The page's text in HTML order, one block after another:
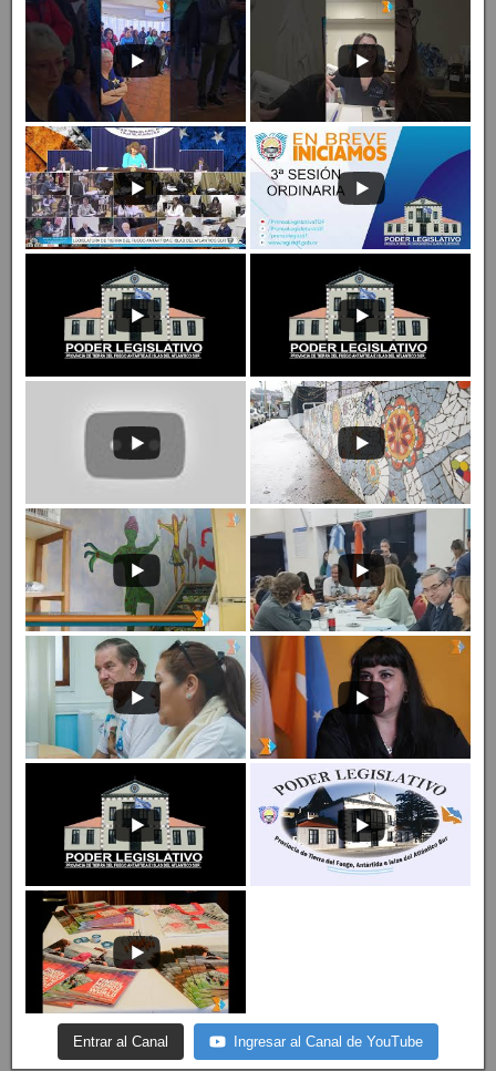
Entrar al Canal Ingresar al Canal de YouTube